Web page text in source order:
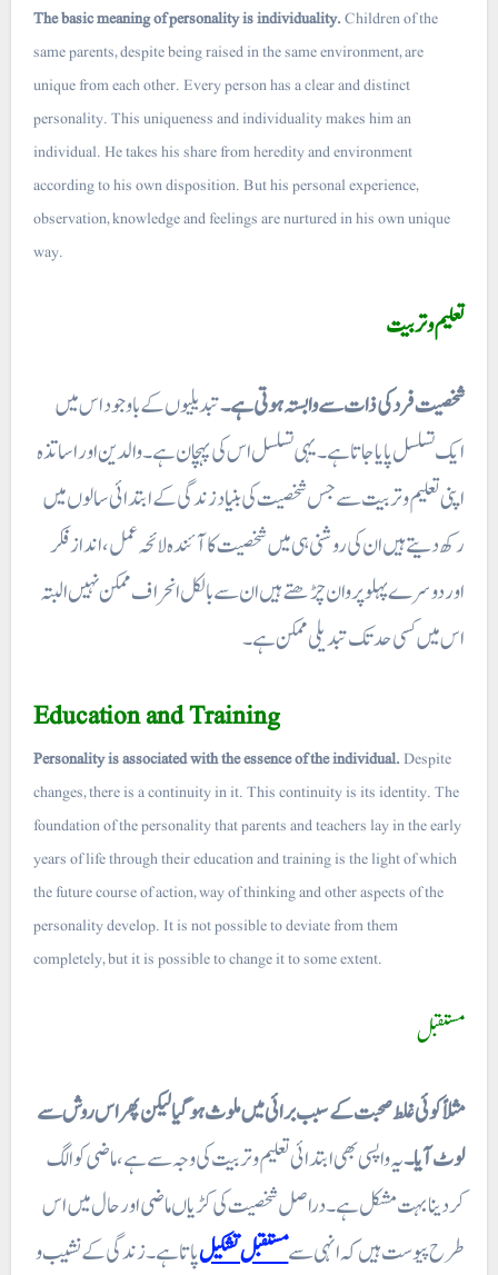
The basic meaning of personality is individuality.Children of the
same parents, despite being raised in the same environment, are
unique from each other. Every person has a clear and distinct
personality. This uniqueness and individuality makes him an
individual. He takes his share from heredity and environment
according to his own disposition. But his personal experience,
observation, knowledge and feelings are nurtured in his own unique
way.
تعلیم و تربیت
شخصیت فرد کی ذات سے وابستہ ہوتی ہے۔تبدیلیوں کے باوجود اس میں
ایک تسلسل پایا جاتا ہے۔ یہی تسلسل اس کی پہچان ہے۔ والدین اور اساتذہ
اپنی تعلیم و تربیت سے جس شخصیت کی بنیاد زندگی کے ابتدائی سالوں میں
رکھ دیتے ہیں ان کی روشنی ہی میں شخصیت کا آئندہ لائحہ عمل ، انداز فکر
اور دوسرے پہلو پروان چڑھتے ہیں ان سے بالکل انحراف ممکن نہیں البتہ
اس میں کسی حد تک تبدیلی ممکن ہے۔
Education and Training
Personality is associated with the essence of the individual.Despite
changes, there is a continuity in it. This continuity is its identity. The
foundation of the personality that parents and teachers lay in the early
years of life through their education and training is the light of which
the future course of action, way of thinking and other aspects of the
personality develop. It is not possible to deviate from them
completely, but it is possible to change it to some extent.
مستقبل
مثلاً کوئی غلط صحبت کے سبب برائی میں ملوث ہو گیا لیکن پھر اس روش سے
لوٹ آیا۔یہ واپسی بھی ابتدائی تعلیم وتربیت کی وجہ سے ہے، ماضی کو الگ
کر دینا بہت مشکل ہے۔ دراصل شخصیت کی کڑیاں ماضی اور حال میں اس
طرح پیوست ہیں کہ انہی سےمستقبل تشکیلپاتا ہے۔ زندگی کے نشیب و